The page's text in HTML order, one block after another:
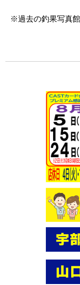
※過去の釣果写真